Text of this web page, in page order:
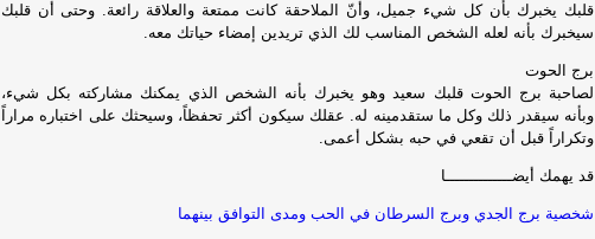
قلبك يخبرك بأن كل شيء جميل، وأنّ الملاحقة كانت ممتعة والعلاقة رائعة. وحتى أن قلبك
سيخبرك بأنه لعله الشخص المناسب لك الذي تريدين إمضاء حياتك معه.
برج الحوت
لصاحبة برج الحوت قلبك سعيد وهو يخبرك بأنه الشخص الذي يمكنك مشاركته بكل شيء،
وبأنه سيقدر ذلك وكل ما ستقدمينه له. عقلك سيكون أكثر تحفظاً، وسيحثك على اختباره مراراً
وتكراراً قبل أن تقعي في حبه بشكل أعمى.
قد يهمك أيضــــــــــــــا
شخصية برج الجدي وبرج السرطان في الحب ومدى التوافق بينهما